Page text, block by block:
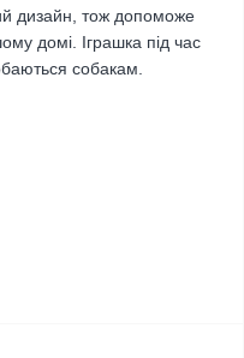
дизайн, тож допоможе
домі. Іграшка під час
собакам.